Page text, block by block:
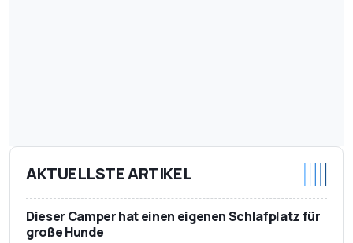
AKTUELLSTE ARTIKEL
Dieser Camper hat einen eigenen Schlafplatz für
große Hunde